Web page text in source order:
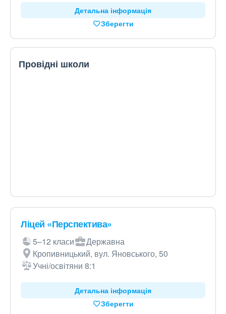
Детальна інформація
Зберегти
Провідні школи
Ліцей «Перспектива»
5–12 класи
Державна
Кропивницький, вул. Яновського, 50
Учні/освітяни 8:1
Детальна інформація
Зберегти